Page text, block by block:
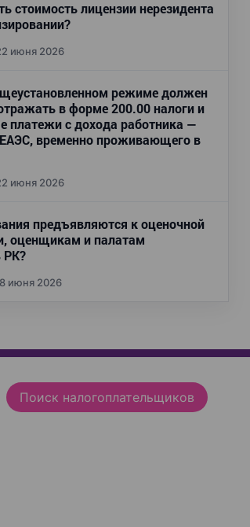
стоимость лицензии нерезидента
июня 2026
режиме должен
в форме 200.00 налоги и
платежи с дохода работника —
временно проживающего в
июня 2026
предъявляются к оценочной
оценщикам и палатам
РК?
июня 2026
Поиск налогоплательщиков